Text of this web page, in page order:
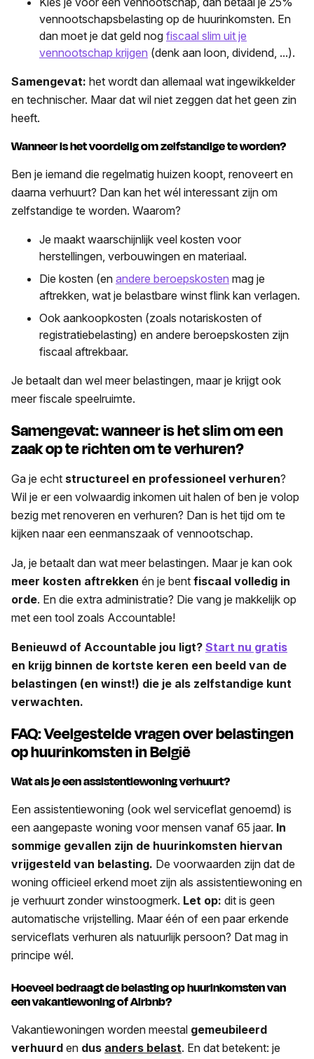
vennootschapsbelasting op de huurinkomsten. En
dan moet je dat geld nog fiscaal slim uit je
vennootschap krijgen (denk aan loon, dividend, ...).
Samengevat: het wordt dan allemaal wat ingewikkelder
en technischer. Maar dat wil niet zeggen dat het geen zin
heeft.
Wanneer is het voordelig om zelfstandige te worden?
Ben je iemand die regelmatig huizen koopt, renoveert en
daarna verhuurt? Dan kan het wél interessant zijn om
zelfstandige te worden. Waarom?
Je maakt waarschijnlijk veel kosten voor
herstellingen, verbouwingen en materiaal.
Die kosten (en andere beroepskosten mag je
aftrekken, wat je belastbare winst flink kan verlagen.
Ook aankoopkosten (zoals notariskosten of
registratiebelasting) en andere beroepskosten zijn
fiscaal aftrekbaar.
Je betaalt dan wel meer belastingen, maar je krijgt ook
meer fiscale speelruimte.
Samengevat: wanneer is het slim om een
zaak op te richten om te verhuren?
Ga je echt structureel en professioneel verhuren?
Wil je er een volwaardig inkomen uit halen of ben je volop
bezig met renoveren en verhuren? Dan is het tijd om te
kijken naar een eenmanszaak of vennootschap.
Ja, je betaalt dan wat meer belastingen. Maar je kan ook
meer kosten aftrekken én je bent fiscaal volledig in
orde. En die extra administratie? Die vang je makkelijk op
met een tool zoals Accountable!
Benieuwd of Accountable jou ligt? Start nu gratis
en krijg binnen de kortste keren een beeld van de
belastingen (en winst!) die je als zelfstandige kunt
verwachten.
FAQ: Veelgestelde vragen over belastingen
op huurinkomsten in België
Wat als je een assistentiewoning verhuurt?
Een assistentiewoning (ook wel serviceflat genoemd) is
een aangepaste woning voor mensen vanaf 65 jaar. In
sommige gevallen zijn de huurinkomsten hiervan
vrijgesteld van belasting. De voorwaarden zijn dat de
woning officieel erkend moet zijn als assistentiewoning en
je verhuurt zonder winstoogmerk. Let op: dit is geen
automatische vrijstelling. Maar één of een paar erkende
serviceflats verhuren als natuurlijk persoon? Dat mag in
principe wél.
Hoeveel bedraagt de belasting op huurinkomsten van
een vakantiewoning of Airbnb?
Vakantiewoningen worden meestal gemeubileerd
verhuurd en dus anders belast. En dat betekent: je